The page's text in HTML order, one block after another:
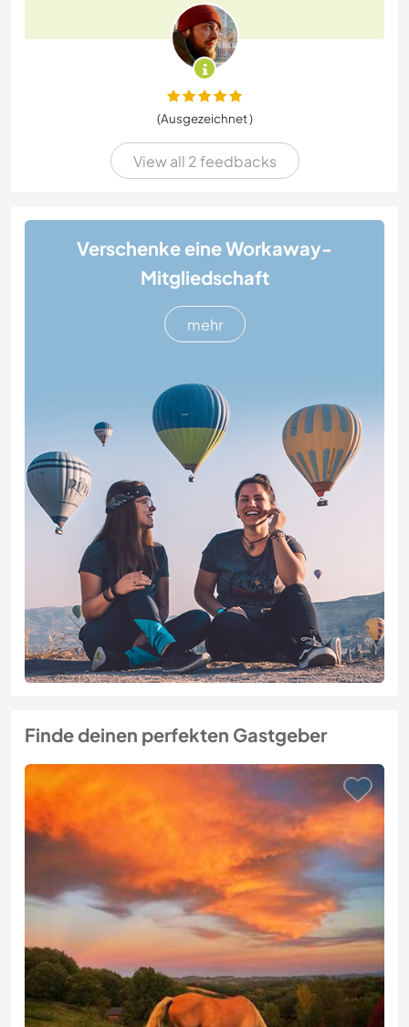
(Ausgezeichnet )
View all 2 feedbacks
Verschenke eine Workaway-
Mitgliedschaft
mehr
Finde deinen perfekten Gastgeber